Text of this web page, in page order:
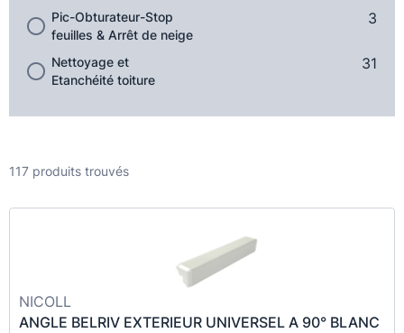
Pic-Obturateur-Stop
feuilles & Arrêt de neige
3
Nettoyage et
Etanchéité toiture
31
117 produits trouvés
NICOLL
ANGLE BELRIV EXTERIEUR UNIVERSEL A 90° BLANC